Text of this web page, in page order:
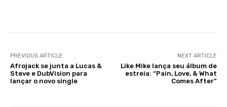
PREVIOUS ARTICLE
Afrojack se junta a Lucas &
Steve e DubVision para
lançar o novo single
NEXT ARTICLE
Like Mike lança seu álbum de
estreia: “Pain, Love, & What
Comes After”